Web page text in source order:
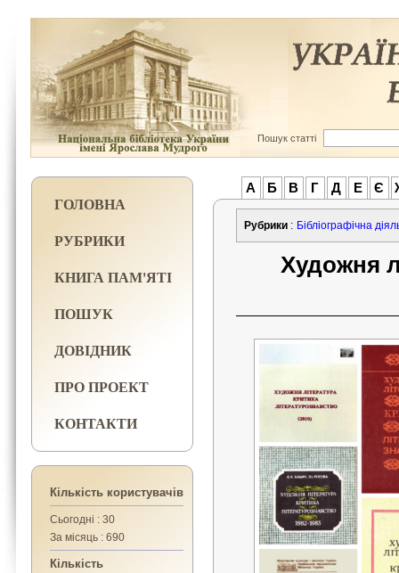
Пошук статті
ГОЛОВНА
РУБРИКИ
КНИГА ПАМ'ЯТІ
ПОШУК
ДОВІДНИК
ПРО ПРОЕКТ
КОНТАКТИ
Кількість користувачів
Сьогодні : 30
За місяць : 690
Кількість
А Б В Г Д Е Є
Рубрики : Бібліографічна
Художня